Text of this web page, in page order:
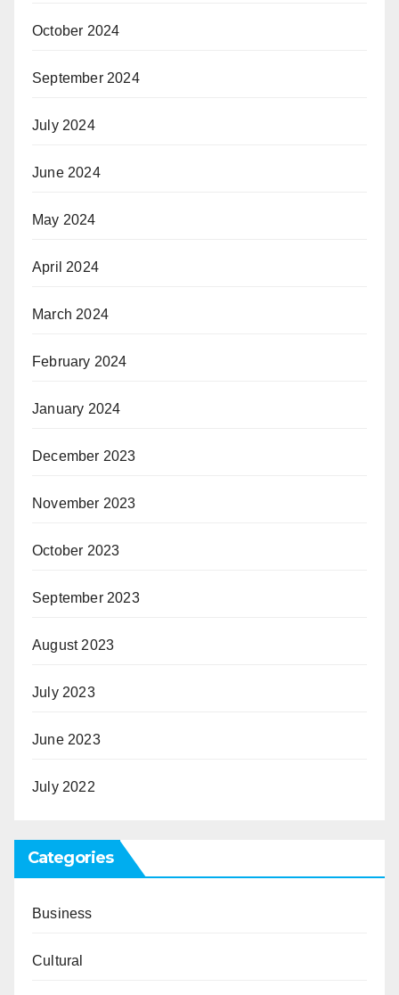
October 2024
September 2024
July 2024
June 2024
May 2024
April 2024
March 2024
February 2024
January 2024
December 2023
November 2023
October 2023
September 2023
August 2023
July 2023
June 2023
July 2022
Categories
Business
Cultural